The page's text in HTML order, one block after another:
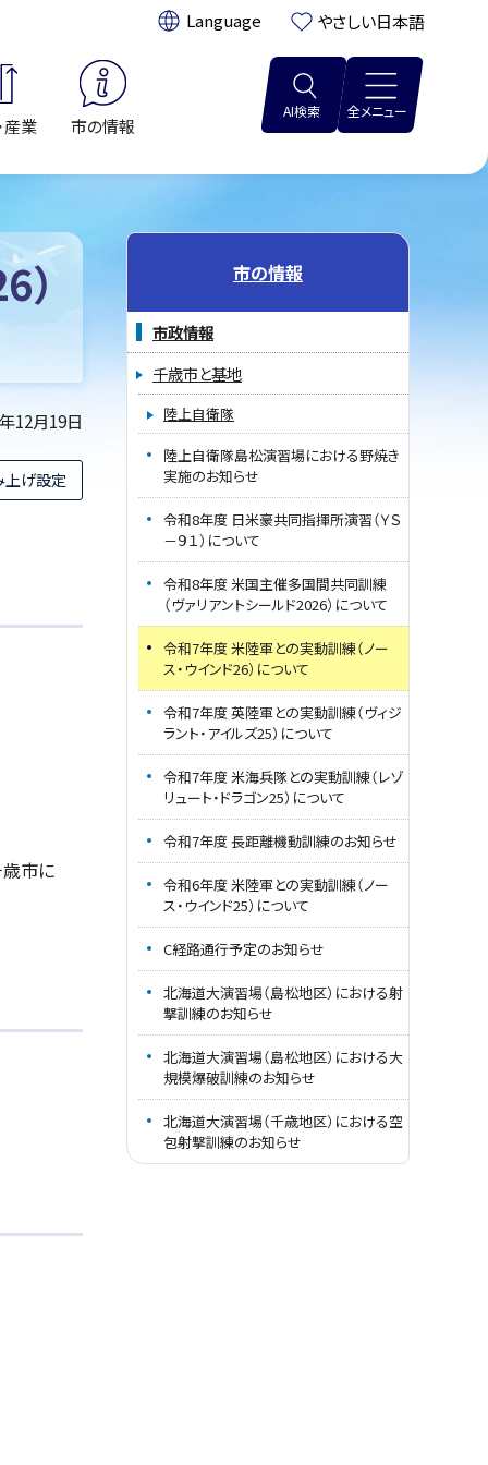
翻訳: やさしい日本語
産業 市の情報
AI検索 全メニュー
12月19日
上げ設定
歳市に
市の情報
市政情報
千歳市と基地
陸上自衛隊
陸上自衛隊島松演習場における野焼き
実施のお知らせ
令和8年度 日米豪共同指揮所演習（ＹＳ
－９１）について
令和8年度 米国主催多国間共同訓練
（ヴァリアントシールド2026）について
令和7年度 米陸軍との実動訓練（ノー
ス・ウインド26）について
令和7年度 英陸軍との実動訓練（ヴィジ
ラント・アイルズ25）について
令和7年度 米海兵隊との実動訓練（レゾ
リュート・ドラゴン25）について
令和7年度 長距離機動訓練のお知らせ
令和6年度 米陸軍との実動訓練（ノー
ス・ウインド25）について
C経路通行予定のお知らせ
北海道大演習場（島松地区）における射
撃訓練のお知らせ
北海道大演習場（島松地区）における大
規模爆破訓練のお知らせ
北海道大演習場（千歳地区）における空
包射撃訓練のお知らせ